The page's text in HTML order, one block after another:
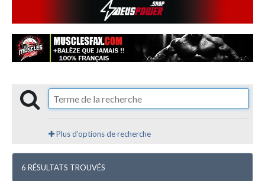
Plus d’options de recherche
6 RÉSULTATS TROUVÉS